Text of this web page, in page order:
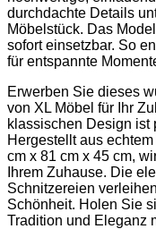
durchdachte Details
Möbelstück. Das
sofort einsetzbar. So
für entspannte
Erwerben Sie dieses
von XL Möbel für Ihr
klassischen Design ist
Hergestellt aus
cm x 81 cm x 45 cm,
Ihrem Zuhause. Die
Schnitzereien
Schönheit. Holen Sie
Tradition und Eleganz